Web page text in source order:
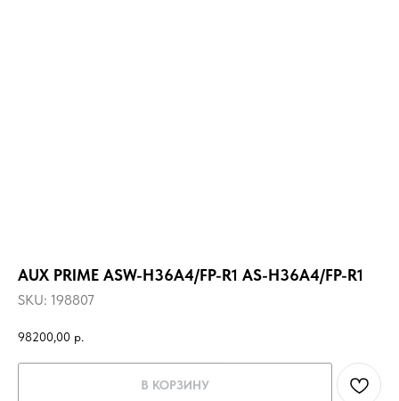
AUX PRIME ASW-H36A4/FP-R1 AS-H36A4/FP-R1
SKU: 198807
98200,00 р.
В КОРЗИНУ